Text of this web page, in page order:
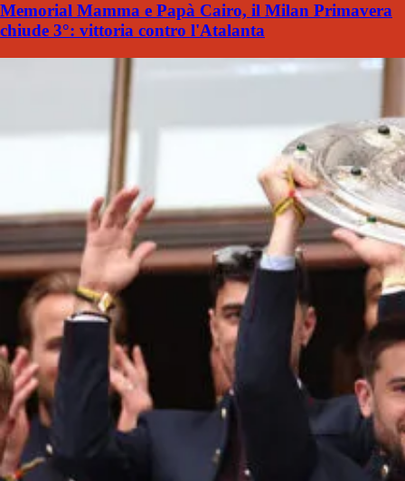
Memorial Mamma e Papà Cairo, il Milan Primavera
chiude 3°: vittoria contro l'Atalanta